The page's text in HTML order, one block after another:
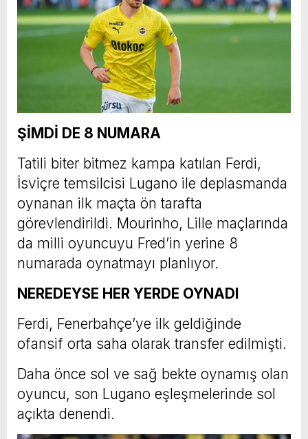
ŞİMDİ DE 8 NUMARA
Tatili biter bitmez kampa katılan Ferdi,
İsviçre temsilcisi Lugano ile deplasmanda
oynanan ilk maçta ön tarafta
görevlendirildi. Mourinho, Lille maçlarında
da milli oyuncuyu Fred’in yerine 8
numarada oynatmayı planlıyor.
NEREDEYSE HER YERDE OYNADI
Ferdi, Fenerbahçe’ye ilk geldiğinde
ofansif orta saha olarak transfer edilmişti.
Daha önce sol ve sağ bekte oynamış olan
oyuncu, son Lugano eşleşmelerinde sol
açıkta denendi.